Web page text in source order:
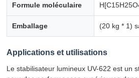
Formule moléculaire
Emballage (20 kg * 1)
Applications et utilisations
Le stabilisateur lumineux UV-622 est un